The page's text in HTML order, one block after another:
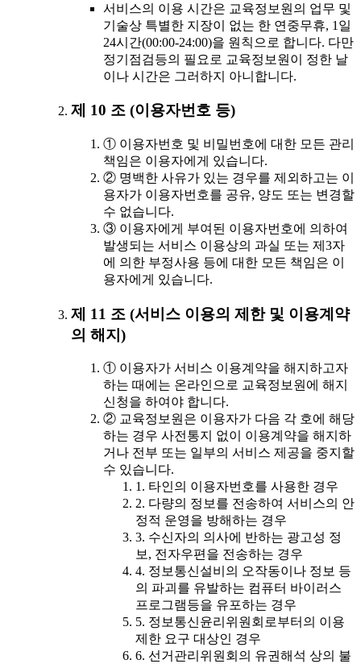
서비스의 이용 시간은 교육정보원의 업무 및
기술상 특별한 지장이 없는 한 연중무휴, 1일
24시간(00:00-24:00)을 원칙으로 합니다. 다만
정기점검등의 필요로 교육정보원이 정한 날
이나 시간은 그러하지 아니합니다.
제 10 조 (이용자번호 등)
① 이용자번호 및 비밀번호에 대한 모든 관리
책임은 이용자에게 있습니다.
② 명백한 사유가 있는 경우를 제외하고는 이
용자가 이용자번호를 공유, 양도 또는 변경할
수 없습니다.
③ 이용자에게 부여된 이용자번호에 의하여
발생되는 서비스 이용상의 과실 또는 제3자
에 의한 부정사용 등에 대한 모든 책임은 이
용자에게 있습니다.
제 11 조 (서비스 이용의 제한 및 이용계약
의 해지)
① 이용자가 서비스 이용계약을 해지하고자
하는 때에는 온라인으로 교육정보원에 해지
신청을 하여야 합니다.
② 교육정보원은 이용자가 다음 각 호에 해당
하는 경우 사전통지 없이 이용계약을 해지하
거나 전부 또는 일부의 서비스 제공을 중지할
수 있습니다.
1. 타인의 이용자번호를 사용한 경우
2. 다량의 정보를 전송하여 서비스의 안
정적 운영을 방해하는 경우
3. 수신자의 의사에 반하는 광고성 정
보, 전자우편을 전송하는 경우
4. 정보통신설비의 오작동이나 정보 등
의 파괴를 유발하는 컴퓨터 바이러스
프로그램등을 유포하는 경우
5. 정보통신윤리위원회로부터의 이용
제한 요구 대상인 경우
6. 선거관리위원회의 유권해석 상의 불